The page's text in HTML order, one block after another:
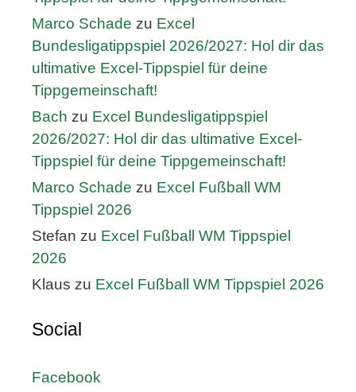
Marco Schade zu Excel
Bundesligatippspiel 2026/2027: Hol dir das
ultimative Excel-Tippspiel für deine
Tippgemeinschaft!
Bach zu Excel Bundesligatippspiel
2026/2027: Hol dir das ultimative Excel-
Tippspiel für deine Tippgemeinschaft!
Marco Schade zu Excel Fußball WM
Tippspiel 2026
Stefan zu Excel Fußball WM Tippspiel
2026
Klaus zu Excel Fußball WM Tippspiel 2026
Social
Facebook